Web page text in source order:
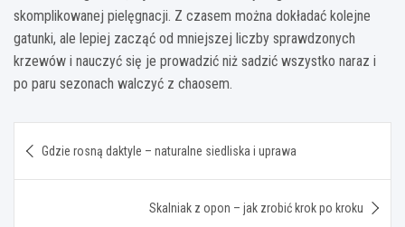
skomplikowanej pielęgnacji. Z czasem można dokładać kolejne
gatunki, ale lepiej zacząć od mniejszej liczby sprawdzonych
krzewów i nauczyć się je prowadzić niż sadzić wszystko naraz i
po paru sezonach walczyć z chaosem.
wpisu
Gdzie rosną daktyle – naturalne siedliska i uprawa
Skalniak z opon – jak zrobić krok po kroku